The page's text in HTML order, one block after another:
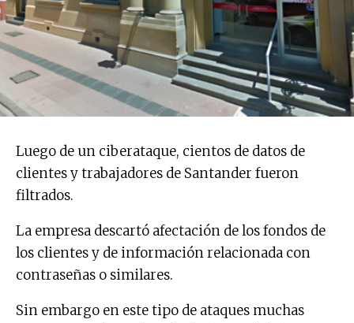
Luego de un ciberataque, cientos de datos de
clientes y trabajadores de Santander fueron
filtrados.
La empresa descartó afectación de los fondos de
los clientes y de información relacionada con
contraseñas o similares.
Sin embargo en este tipo de ataques muchas